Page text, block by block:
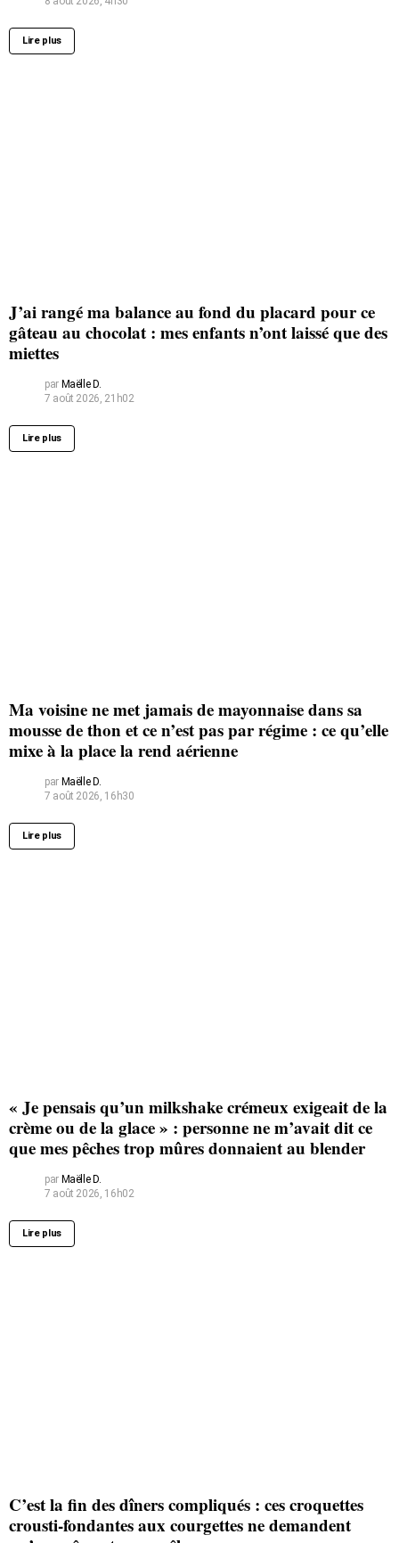
Lire plus
J’ai rangé ma balance au fond du placard pour ce
gâteau au chocolat : mes enfants n’ont laissé que des
miettes
par Maëlle D.
7 août 2026, 21h02
Lire plus
Ma voisine ne met jamais de mayonnaise dans sa
mousse de thon et ce n’est pas par régime : ce qu’elle
mixe à la place la rend aérienne
par Maëlle D.
7 août 2026, 16h30
Lire plus
« Je pensais qu’un milkshake crémeux exigeait de la
crème ou de la glace » : personne ne m’avait dit ce
que mes pêches trop mûres donnaient au blender
par Maëlle D.
7 août 2026, 16h02
Lire plus
C’est la fin des dîners compliqués : ces croquettes
crousti-fondantes aux courgettes ne demandent